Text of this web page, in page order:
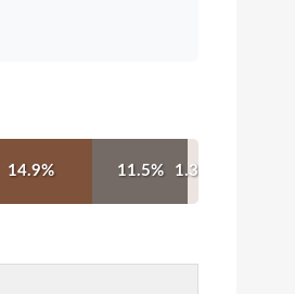
14.9% 11.5% 1.3%